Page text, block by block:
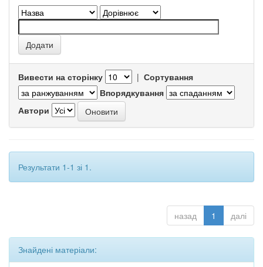
Вивести на сторінку | Сортування
Впорядкування
Автори
Результати 1-1 зі 1.
назад 1 далі
Знайдені матеріали: